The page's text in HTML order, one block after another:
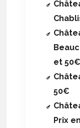
et 50€
50€
Prix